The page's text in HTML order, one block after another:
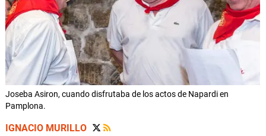
Joseba Asiron, cuando disfrutaba de los actos de Napardi en
Pamplona.
IGNACIO MURILLO